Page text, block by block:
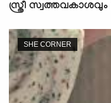
സ്ത്രീ
SHE CORNER